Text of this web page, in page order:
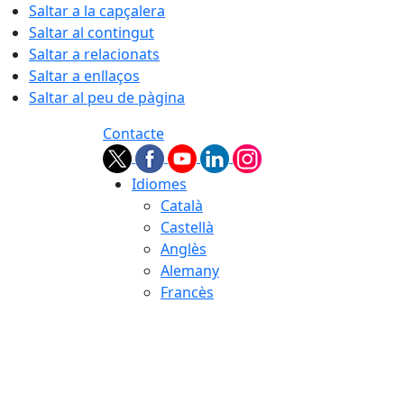
Saltar a la capçalera
Saltar al contingut
Saltar a relacionats
Saltar a enllaços
Saltar al peu de pàgina
Contacte
Idiomes
Català
Castellà
Anglès
Alemany
Francès